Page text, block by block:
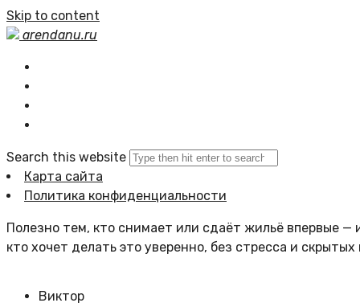
Skip to content
arendanu.ru
Search this website
Карта сайта
Политика конфиденциальности
Полезно тем, кто снимает или сдаёт жильё впервые —
кто хочет делать это уверенно, без стресса и
Виктор